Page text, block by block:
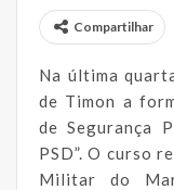
Compartilhar
Na última
de Timon a
de Segurança
PSD”. O curso
Militar do